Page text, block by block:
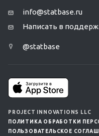
info@statbase.ru
Написать в
@statbase
PROJECT INNOVATIONS LLC
ПОЛИТИКА ОБРАБОТКИ
ПОЛЬЗОВАТЕЛЬСКОЕ